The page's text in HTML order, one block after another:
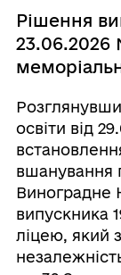
Рішення
23.06.2026
освіти від
вшанування
Виноградне
випускника
ліцею, який